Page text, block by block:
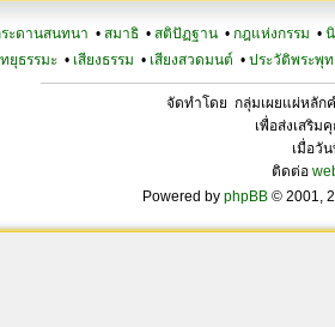
ระดานสนทนา • สมาธิ • สติปัฏฐาน • กฎแห่งกรรม •
ยุธรรมะ• เสียงธรรม • เสียงสวดมนต์ • ประวัติพระพุท
จัดทำโดย กลุ่มเผยแผ่หลัก
เพื่อส่งเสริม
เมื่อวั
ติดต่อ
Powered by phpBB © 2001,